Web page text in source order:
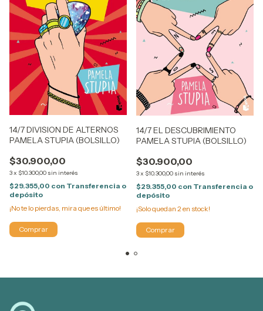
14/7 DIVISION DE ALTERNOS
PAMELA STUPIA (BOLSILLO)
$30.900,00
3x $10.300,00 sin interés
$29.355,00 con Transferencia o
depósito
¡No te lo pierdas, mira que es último!
14/7 EL DESCUBRIMIENTO
PAMELA STUPIA (BOLSILLO)
$30.900,00
3x $10.300,00 sin interés
$29.355,00 con Transferencia o
depósito
¡Solo quedan 2en stock!